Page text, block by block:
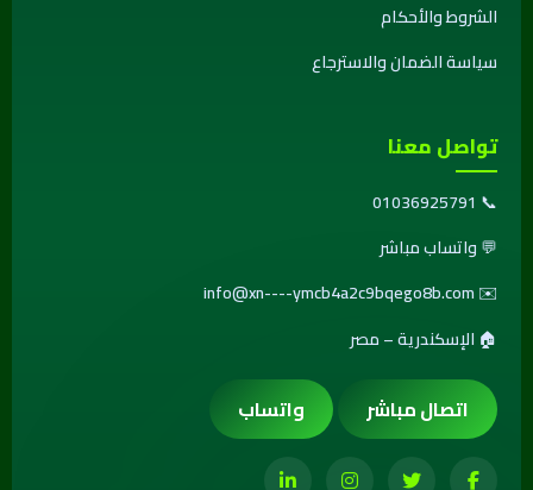
الشروط والأحكام
سياسة الضمان والاسترجاع
تواصل معنا
📞
01036925791
💬واتساب مباشر
✉️
info@xn----ymcb4a2c9bqego8b.com
🏠 الإسكندرية – مصر
اتصال مباشر واتساب